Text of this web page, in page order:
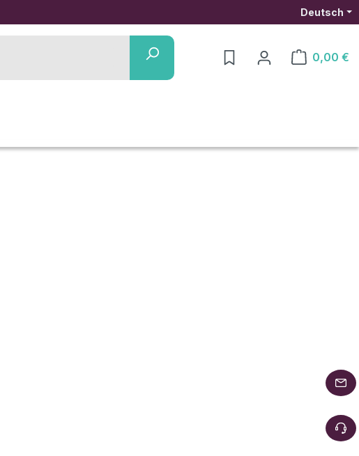
Deutsch
0,00 €
Warenkorb